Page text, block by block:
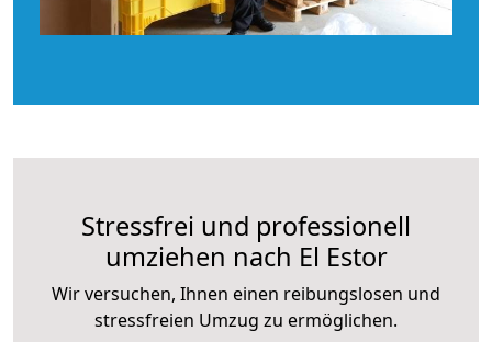
Stressfrei und professionell
umziehen nach El Estor
Wir versuchen, Ihnen einen reibungslosen und
stressfreien Umzug zu ermöglichen.